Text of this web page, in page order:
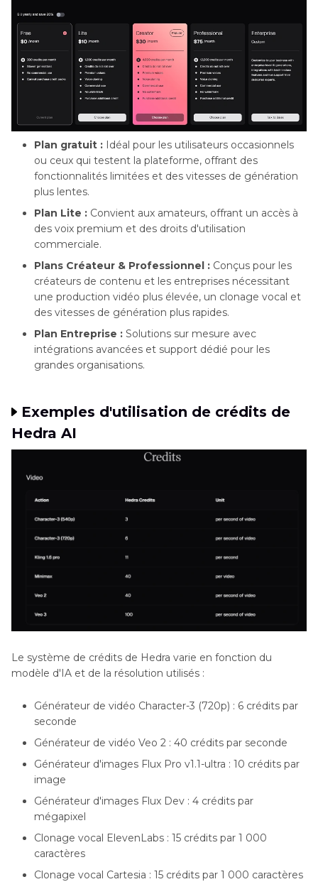
Plan gratuit : Idéal pour les utilisateurs occasionnels
ou ceux qui testent la plateforme, offrant des
fonctionnalités limitées et des vitesses de génération
plus lentes.
Plan Lite : Convient aux amateurs, offrant un accès à
des voix premium et des droits d'utilisation
commerciale.
Plans Créateur & Professionnel : Conçus pour les
créateurs de contenu et les entreprises nécessitant
une production vidéo plus élevée, un clonage vocal et
des vitesses de génération plus rapides.
Plan Entreprise : Solutions sur mesure avec
intégrations avancées et support dédié pour les
grandes organisations.
Exemples d'utilisation de crédits de
Hedra AI
Le système de crédits de Hedra varie en fonction du
modèle d'IA et de la résolution utilisés :
Générateur de vidéo Character-3 (720p) : 6 crédits par
seconde
Générateur de vidéo Veo 2 : 40 crédits par seconde
Générateur d'images Flux Pro v1.1-ultra : 10 crédits par
image
Générateur d'images Flux Dev : 4 crédits par
mégapixel
Clonage vocal ElevenLabs : 15 crédits par 1 000
caractères
Clonage vocal Cartesia : 15 crédits par 1 000 caractères